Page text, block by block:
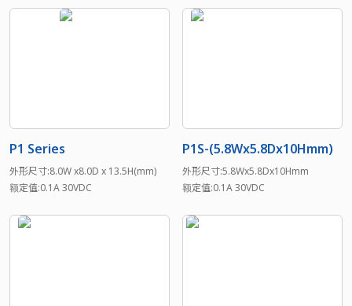
P1 Series
外形尺寸:8.0W x8.0D x 13.5H(mm)
额定值:0.1A 30VDC
P1S-(5.8Wx5.8Dx10Hmm)
外形尺寸:5.8Wx5.8Dx10Hmm
额定值:0.1A 30VDC